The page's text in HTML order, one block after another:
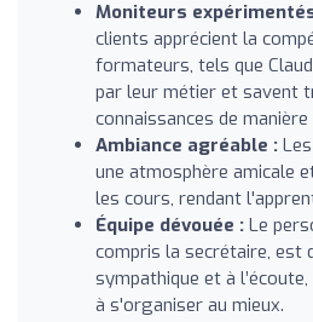
Moniteurs
clients apprécient la
formateurs, tels que
par leur métier et savent
connaissances de
Ambiance agréable :
une atmosphère amicale
les cours, rendant
Équipe dévouée : Le
compris la secrétaire, est
sympathique et à
à s'organiser au mieux.